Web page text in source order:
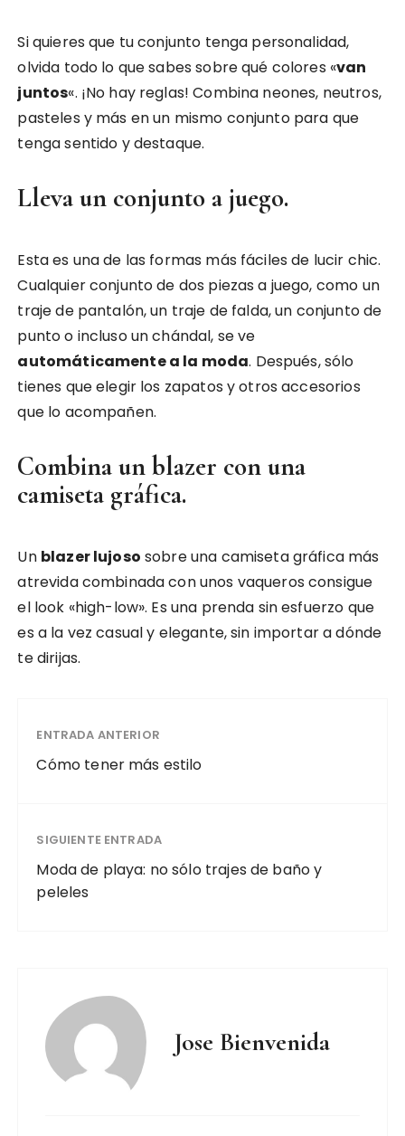
Si quieres que tu conjunto tenga personalidad,
olvida todo lo que sabes sobre qué colores «van
juntos«. ¡No hay reglas! Combina neones, neutros,
pasteles y más en un mismo conjunto para que
tenga sentido y destaque.
Lleva un conjunto a juego.
Esta es una de las formas más fáciles de lucir chic.
Cualquier conjunto de dos piezas a juego, como un
traje de pantalón, un traje de falda, un conjunto de
punto o incluso un chándal, se ve
automáticamente a la moda. Después, sólo
tienes que elegir los zapatos y otros accesorios
que lo acompañen.
Combina un blazer con una
camiseta gráfica.
Un blazer lujoso sobre una camiseta gráfica más
atrevida combinada con unos vaqueros consigue
el look «high-low». Es una prenda sin esfuerzo que
es a la vez casual y elegante, sin importar a dónde
te dirijas.
ENTRADA ANTERIOR
Cómo tener más estilo
SIGUIENTE ENTRADA
Moda de playa: no sólo trajes de baño y
peleles
Jose Bienvenida